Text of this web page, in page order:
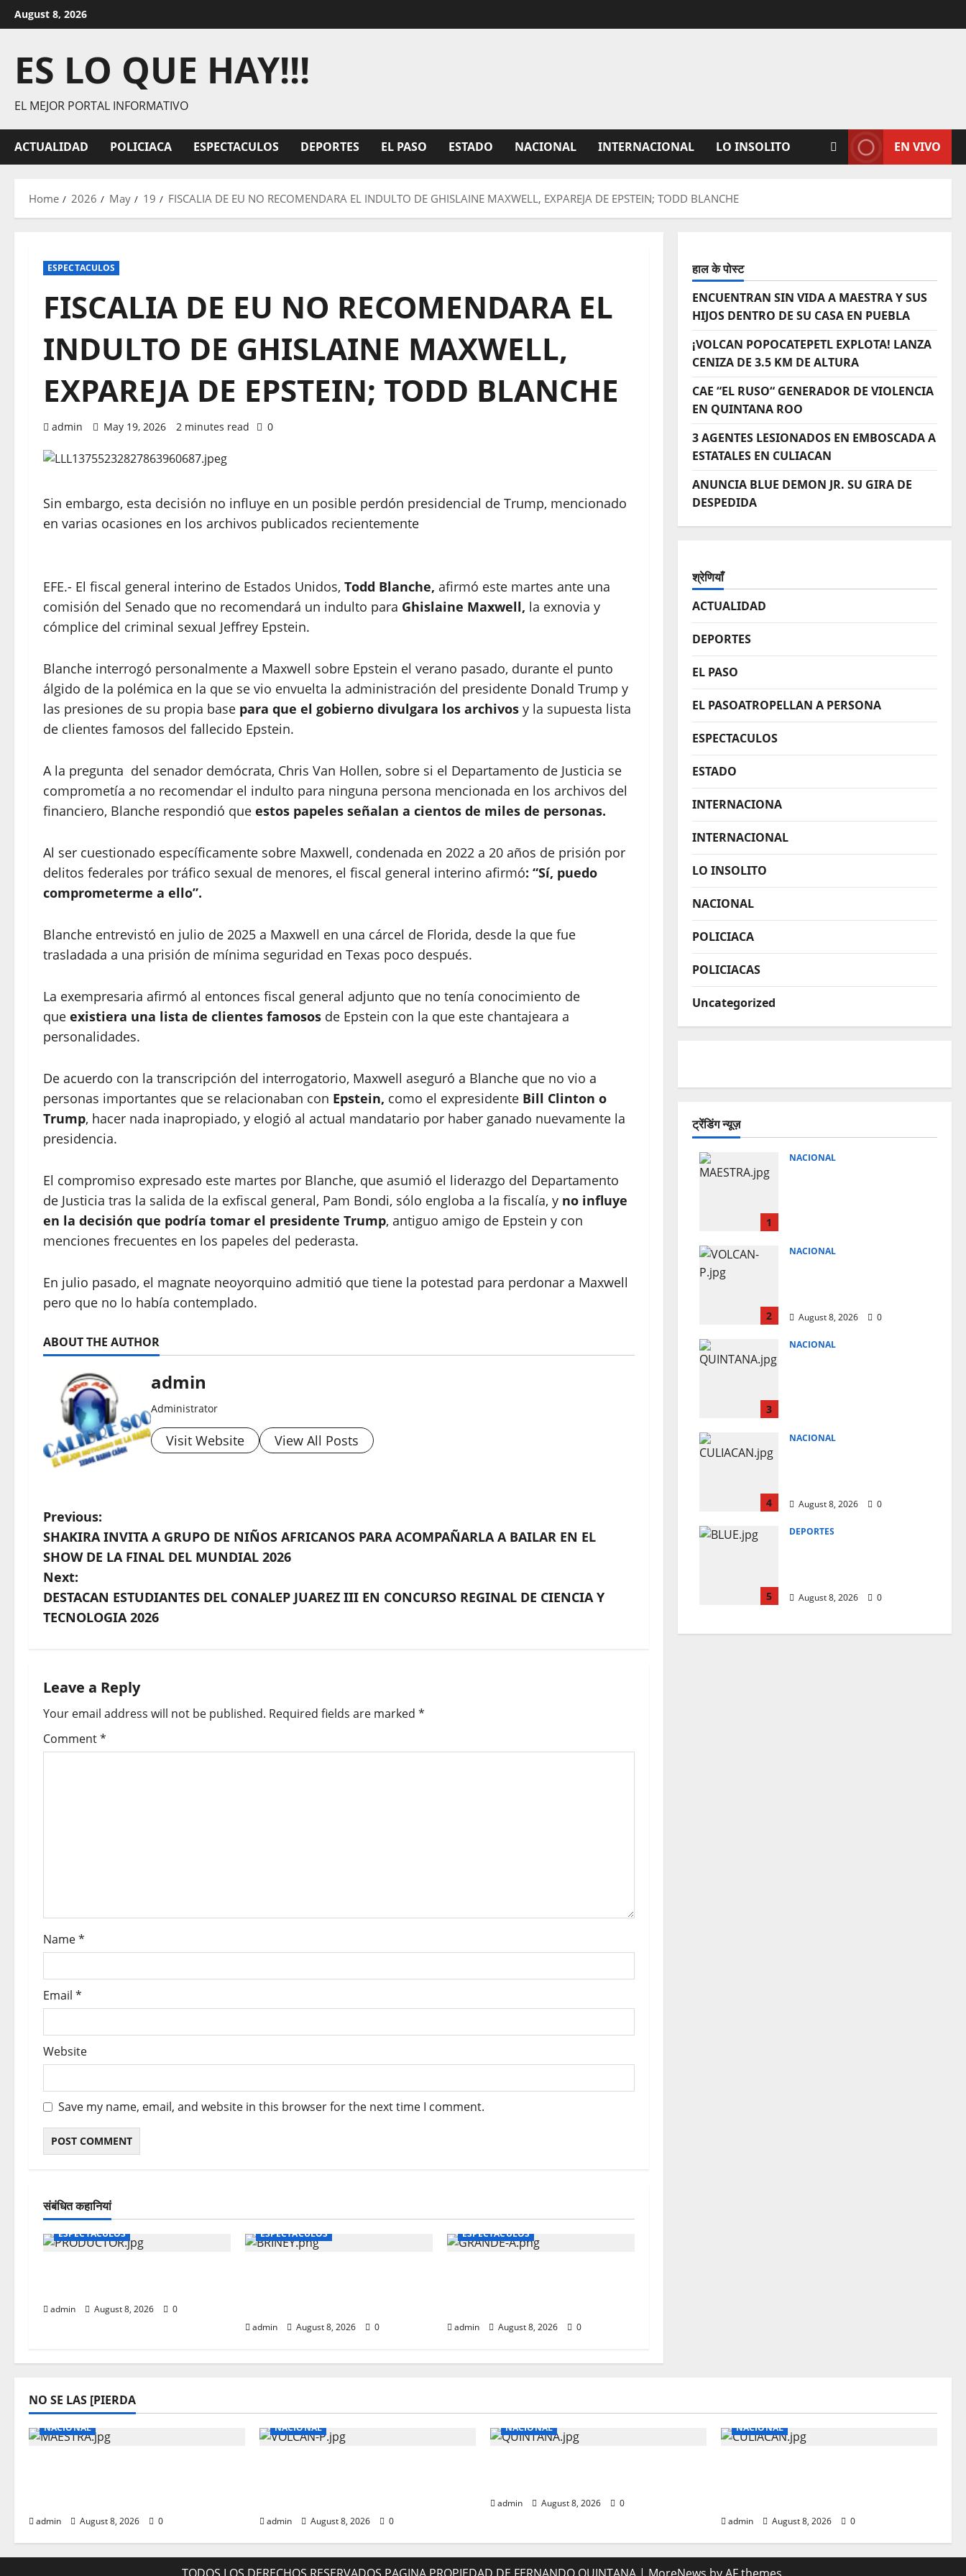
Skip
to
August 8, 2026
ES LO QUE HAY!!!
EL MEJOR PORTAL INFORMATIVO
ACTUALIDAD POLICIACA ESPECTACULOS DEPORTES EL PASO ESTADO NACIONAL INTERNACIONAL LO INSOLITO EN VIVO
Home 2026 May 19 FISCALIA DE EU NO RECOMENDARA EL INDULTO DE GHISLAINE MAXWELL, EXPAREJA DE EPSTEIN; TODD BLANCHE
ESPECTACULOS
FISCALIA DE EU NO RECOMENDARA EL
INDULTO DE GHISLAINE MAXWELL,
EXPAREJA DE EPSTEIN; TODD BLANCHE
admin May 19, 2026 2 minutes read 0
Sin embargo, esta decisión no influye en un posible perdón presidencial de Trump, mencionado
en varias ocasiones en los archivos publicados recientemente
EFE.- El fiscal general interino de Estados Unidos, Todd Blanche, afirmó este martes ante una
comisión del Senado que no recomendará un indulto para Ghislaine Maxwell, la exnovia y
cómplice del criminal sexual Jeffrey Epstein.
Blanche interrogó personalmente a Maxwell sobre Epstein el verano pasado, durante el punto
álgido de la polémica en la que se vio envuelta la administración del presidente Donald Trump y
las presiones de su propia base para que el gobierno divulgara los archivos y la supuesta lista
de clientes famosos del fallecido Epstein.
A la pregunta del senador demócrata, Chris Van Hollen, sobre si el Departamento de Justicia se
comprometía a no recomendar el indulto para ninguna persona mencionada en los archivos del
financiero, Blanche respondió que estos papeles señalan a cientos de miles de personas.
Al ser cuestionado específicamente sobre Maxwell, condenada en 2022 a 20 años de prisión por
delitos federales por tráfico sexual de menores, el fiscal general interino afirmó: “Sí, puedo
comprometerme a ello”.
Blanche entrevistó en julio de 2025 a Maxwell en una cárcel de Florida, desde la que fue
trasladada a una prisión de mínima seguridad en Texas poco después.
La exempresaria afirmó al entonces fiscal general adjunto que no tenía conocimiento de
que existiera una lista de clientes famosos de Epstein con la que este chantajeara a
personalidades.
De acuerdo con la transcripción del interrogatorio, Maxwell aseguró a Blanche que no vio a
personas importantes que se relacionaban con Epstein, como el expresidente Bill Clinton o
Trump, hacer nada inapropiado, y elogió al actual mandatario por haber ganado nuevamente la
presidencia.
El compromiso expresado este martes por Blanche, que asumió el liderazgo del Departamento
de Justicia tras la salida de la exfiscal general, Pam Bondi, sólo engloba a la fiscalía, y no influye
en la decisión que podría tomar el presidente Trump, antiguo amigo de Epstein y con
menciones frecuentes en los papeles del pederasta.
En julio pasado, el magnate neoyorquino admitió que tiene la potestad para perdonar a Maxwell
pero que no lo había contemplado.
ABOUT THE AUTHOR
admin
Administrator
Visit Website View All Posts
P
o
s
t
v
i
g
n
Previous:
SHAKIRA INVITA A GRUPO DE NIÑOS AFRICANOS PARA ACOMPAÑARLA A BAILAR EN EL
SHOW DE LA FINAL DEL MUNDIAL 2026
Next:
DESTACAN ESTUDIANTES DEL CONALEP JUAREZ III EN CONCURSO REGINAL DE CIENCIA Y
TECNOLOGIA 2026
Leave a Reply
Your email address will not be published. Required fields are marked *
Comment*
Name*
Email *
Website
Save my name, email, and website in this browser for the next time I comment.
संबंधित कहानियां
ESPECTACULOS
admin August 8, 2026 0
ESPECTACULOS
admin August 8, 2026 0
ESPECTACULOS
admin August 8, 2026 0
हाल के पोस्ट
ENCUENTRAN SIN VIDA A MAESTRA Y SUS
HIJOS DENTRO DE SU CASA EN PUEBLA
¡VOLCAN POPOCATEPETL EXPLOTA! LANZA
CENIZA DE 3.5 KM DE ALTURA
CAE “EL RUSO“ GENERADOR DE VIOLENCIA
EN QUINTANA ROO
3 AGENTES LESIONADOS EN EMBOSCADA A
ESTATALES EN CULIACAN
ANUNCIA BLUE DEMON JR. SU GIRA DE
DESPEDIDA
श्रेणियाँ
ACTUALIDAD
DEPORTES
EL PASO
EL PASOATROPELLAN A PERSONA
ESPECTACULOS
ESTADO
INTERNACIONA
INTERNACIONAL
LO INSOLITO
NACIONAL
POLICIACA
POLICIACAS
Uncategorized
ट्रेंडिंग न्यूज़
1
NACIONAL
2
NACIONAL
August 8, 2026 0
3
NACIONAL
4
NACIONAL
August 8, 2026 0
5
DEPORTES
August 8, 2026 0
NO SE LAS [PIERDA
NACIONAL
admin August 8, 2026 0
NACIONAL
admin August 8, 2026 0
NACIONAL
admin August 8, 2026 0
NACIONAL
admin August 8, 2026 0